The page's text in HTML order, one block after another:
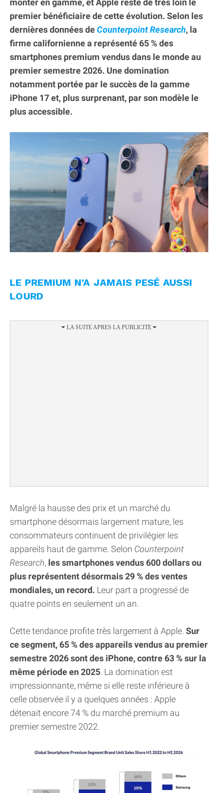
monter en gamme, et Apple reste de très loin le
premier bénéficiaire de cette évolution. Selon les
dernières données deCounterpoint Research, la
firme californienne a représenté 65 % des
smartphones premium vendus dans le monde au
premier semestre 2026. Une domination
notamment portée par le succès de la gamme
iPhone 17 et, plus surprenant, par son modèle le
plus accessible.
LE PREMIUM N’A JAMAIS PESÉ AUSSI
LOURD
Malgré la hausse des prix et un marché du
smartphone désormais largement mature, les
consommateurs continuent de privilégier les
appareils haut de gamme. Selon Counterpoint
Research, les smartphones vendus 600 dollars ou
plus représentent désormais 29 % des ventes
mondiales, un record. Leur part a progressé de
quatre points en seulement un an.
Cette tendance profite très largement à Apple. Sur
ce segment, 65 % des appareils vendus au premier
semestre 2026 sont des iPhone, contre 63 % sur la
même période en 2025. La domination est
impressionnante, même si elle reste inférieure à
celle observée il y a quelques années : Apple
détenait encore 74 % du marché premium au
premier semestre 2022.